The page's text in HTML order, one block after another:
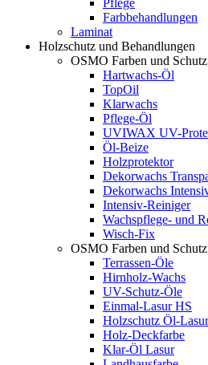
Pflege
Farbbehandlungen
Laminat
Holzschutz und Behandlungen
OSMO Farben und
Hartwachs-Öl
TopOil
Klarwachs
Pflege-Öl
UVIWAX UV-
Öl-Beize
Holzprotektor
Dekorwachs
Dekorwachs
Intensiv-Reiniger
Wachspflege- und
Wisch-Fix
OSMO Farben und
Terrassen-Öle
Hirnholz-Wachs
UV-Schutz-Öle
Einmal-Lasur HS
Holzschutz Öl-Lasur
Holz-Deckfarbe
Klar-Öl Lasur